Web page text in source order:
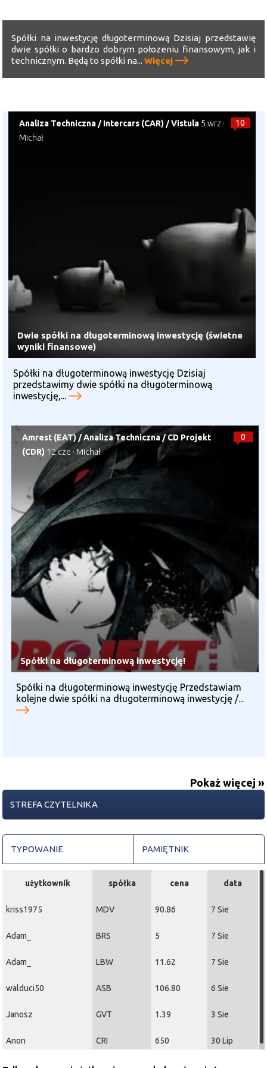
Spółki na inwestycję długoterminową Dzisiaj przedstawię
dwie spółki o bardzo dobrym połozeniu finansowym, jak i
technicznym. Będą to spółki na...Więcej
10
Analiza Techniczna /Intercars (CAR) /Vistula 5 wrz ·
Michał
Dwie spółki na długoterminową inwestycję (świetne
wyniki finansowe)
Spółki na długoterminową inwestycję Dzisiaj
przedstawimy dwie spółki na długoterminową
inwestycję,...
0
Amrest (EAT)/Analiza Techniczna/CD Projekt
(CDR) 12 cze · Michał
Spółki na długoterminową inwestycję!
Spółki na długoterminową inwestycję Przedstawiam
kolejne dwie spółki na długoterminową inwestycję /...
Pokaż więcej »
STREFA CZYTELNIKA
TYPOWANIE PAMIĘTNIK
użytkownik spółka cena data
kriss1975 MDV 90.86 7 Sie
Adam_ BRS 5 7 Sie
Adam_ LBW 11.62 7 Sie
walduci50 ASB 106.80 6 Sie
Janosz GVT 1.39 3 Sie
Anon CRI 650 30 Lip